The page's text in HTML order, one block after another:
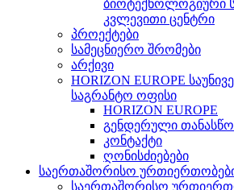
ბიოტექნოლოგიური
კვლევითი ცენტრი
პროექტები
სამეცნიერო შრომები
არქივი
HORIZON EUROPE
საგრანტო ოფისი
HORIZON EUROPE
გენდერული
კონტაქტი
ღონისძიებები
საერთაშორისო
საერთაშორისო